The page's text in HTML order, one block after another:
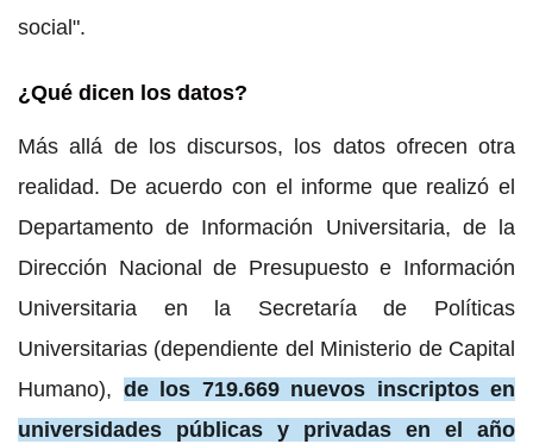
social".
¿Qué dicen los datos?
Más allá de los discursos, los datos ofrecen otra
realidad. De acuerdo con el informe que realizó el
Departamento de Información Universitaria, de la
Dirección Nacional de Presupuesto e Información
Universitaria en la Secretaría de Políticas
Universitarias (dependiente del Ministerio de Capital
Humano), de los 719.669 nuevos inscriptos en
universidades públicas y privadas en el año